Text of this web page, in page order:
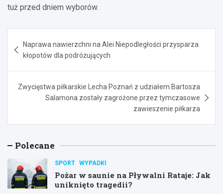
tuż przed dniem wyborów.
wpisu
Naprawa nawierzchni na Alei Niepodległości przysparza
kłopotów dla podróżujących
Zwycięstwa piłkarskie Lecha Poznań z udziałem Bartosza
Salamona zostały zagrożone przez tymczasowe
zawieszenie piłkarza
Polecane
SPORT WYPADKI
Pożar w saunie na Pływalni Rataje: Jak
uniknięto tragedii?